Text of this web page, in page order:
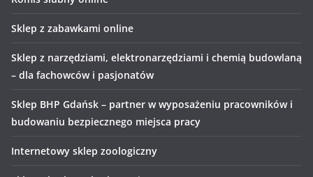
Sklep z zabawkami online
Sklep z narzędziami, elektronarzędziami i chemią budowlaną
– dla fachowców i pasjonatów
Sklep BHP Gdańsk – partner w wyposażeniu pracowników i
budowaniu bezpiecznego miejsca pracy
Internetowy sklep zoologiczny